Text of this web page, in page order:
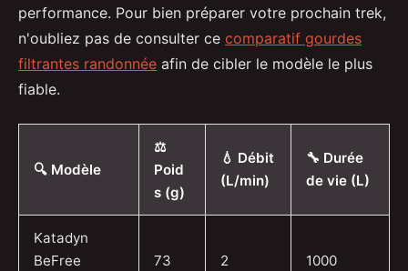
performance. Pour bien préparer votre prochain trek,
n'oubliez pas de consulter ce comparatif gourdes
filtrantes randonnée afin de cibler le modèle le plus
fiable.
🔍 Modèle
⚖️
Poid
s (g)
💧 Débit
(L/min)
🔧 Durée
de vie (L)
Katadyn
BeFree
73 2 1000